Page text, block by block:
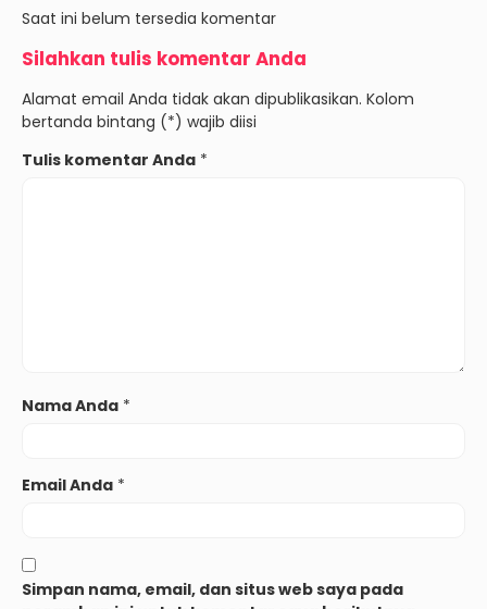
Saat ini belum tersedia komentar
Silahkan tulis komentar Anda
Alamat email Anda tidak akan dipublikasikan. Kolom
bertanda bintang (*) wajib diisi
Tulis komentar Anda *
Nama Anda *
Email Anda *
Simpan nama, email, dan situs web saya pada